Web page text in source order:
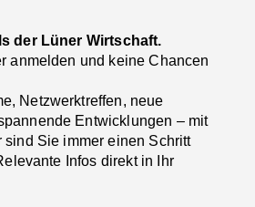
der Lüner Wirtschaft.
anmelden und keine Chancen
Netzwerktreffen, neue
Entwicklungen – mit
sind Sie immer einen Schritt
Infos direkt in Ihr